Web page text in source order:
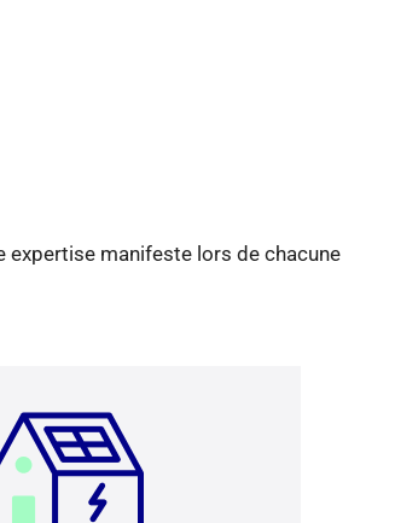
expertise manifeste lors de chacune